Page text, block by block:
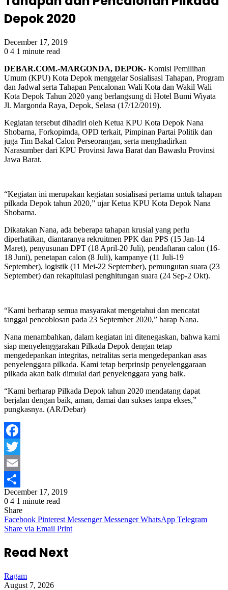
Depok 2020
December 17, 2019
0 4 1 minute read
DEBAR.COM.-MARGONDA, DEPOK- Komisi Pemilihan
Umum (KPU) Kota Depok menggelar Sosialisasi Tahapan, Program
dan Jadwal serta Tahapan Pencalonan Wali Kota dan Wakil Wali
Kota Depok Tahun 2020 yang berlangsung di Hotel Bumi Wiyata
Jl. Margonda Raya, Depok, Selasa (17/12/2019).
Kegiatan tersebut dihadiri oleh Ketua KPU Kota Depok Nana
Shobarna, Forkopimda, OPD terkait, Pimpinan Partai Politik dan
juga Tim Bakal Calon Perseorangan, serta menghadirkan
Narasumber dari KPU Provinsi Jawa Barat dan Bawaslu Provinsi
Jawa Barat.
“Kegiatan ini merupakan kegiatan sosialisasi pertama untuk tahapan
pilkada Depok tahun 2020,” ujar Ketua KPU Kota Depok Nana
Shobarna.
Dikatakan Nana, ada beberapa tahapan krusial yang perlu
diperhatikan, diantaranya rekruitmen PPK dan PPS (15 Jan-14
Maret), penyusunan DPT (18 April-20 Juli), pendaftaran calon (16-
18 Juni), penetapan calon (8 Juli), kampanye (11 Juli-19
September), logistik (11 Mei-22 September), pemungutan suara (23
September) dan rekapitulasi penghitungan suara (24 Sep-2 Okt).
“Kami berharap semua masyarakat mengetahui dan mencatat
tanggal pencoblosan pada 23 September 2020,” harap Nana.
Nana menambahkan, dalam kegiatan ini ditenegaskan, bahwa kami
siap menyelenggarakan Pilkada Depok dengan tetap
mengedepankan integritas, netralitas serta mengedepankan asas
penyelenggara pilkada. Kami tetap berprinsip penyelenggaraan
pilkada akan baik dimulai dari penyelenggara yang baik.
“Kami berharap Pilkada Depok tahun 2020 mendatang dapat
berjalan dengan baik, aman, damai dan sukses tanpa ekses,”
pungkasnya. (AR/Debar)
Facebook
Twitter
Email
Share
December 17, 2019
0 4 1 minute read
Share
Facebook Pinterest Messenger Messenger WhatsApp Telegram
Share via Email Print
Read Next
Ragam
August 7, 2026